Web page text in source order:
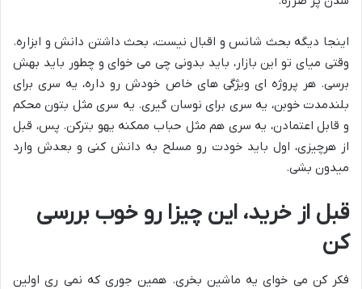
اینجا دیگه بحث شانس و اقبال نیست، بحث داشتن دانش و ابزاره.
وقتی میای تو این بازار، باید بدونی چی می خوای و چطور باید بهش
برسی. هر پروژه ای ویژگی های خاص خودش رو داره، یه سری برای
بلندمدت خوبن، یه سری برای نوسان گیری. یه سری مثل بتون محکم
و قابل اعتمادن، یه سری هم مثل حباب ممکنه یهو بترکن. پس، قبل
از هرچیزی، اول باید خودت رو مسلح به دانش کنی و بعدش وارد
میدون بشی.
قبل از خرید، این چیزا رو خوب بررسی
کن
فکر کن می خوای یه ماشین بخری. همین جوری که نمی ری اولین